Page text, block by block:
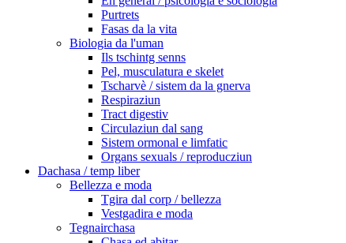
Purtrets
Fasas da la vita
Biologia da l'uman
Ils tschintg senns
Pel, musculatura e skelet
Tscharvè / sistem da la gnerva
Respiraziun
Tract digestiv
Circulaziun dal sang
Sistem ormonal e limfatic
Organs sexuals / reproducziun
Dachasa / temp liber
Bellezza e moda
Tgira dal corp / bellezza
Vestgadira e moda
Tegnairchasa